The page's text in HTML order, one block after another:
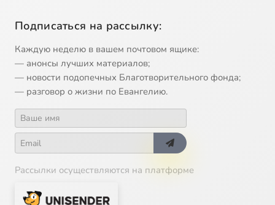
Подписаться на рассылку:
Каждую неделю в вашем почтовом ящике:
— анонсы лучших материалов;
— новости подопечных Благотворительного фонда;
— разговор о жизни по Евангелию.
Рассылки осуществляются на платформе